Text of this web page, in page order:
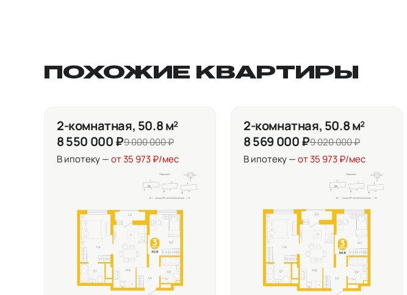
ПОХОЖИЕ КВАРТИРЫ
2-комнатная, 50.8 м²
8 550 000 ₽9 000 000 ₽
В ипотеку —от 35 973 ₽/мес
2-комнатная, 50.8 м²
8 569 000 ₽9 020 000 ₽
В ипотеку —от 35 973 ₽/мес